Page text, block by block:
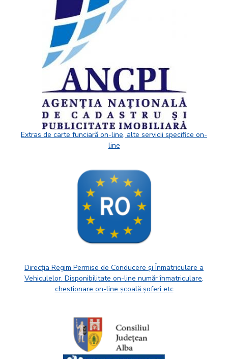
Extras de carte funciară on-line, alte servicii specifice on-
line
Direcția Regim Permise de Conducere și Înmatriculare a
Vehiculelor. Disponibilitate on-line număr înmatriculare,
chestionare on-line școală șoferi etc